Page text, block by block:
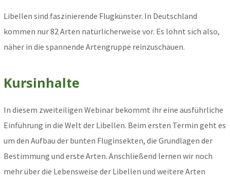
Libellen sind faszinierende Flugkünster. In Deutschland
kommen nur 82 Arten natürlicherweise vor. Es lohnt sich also,
näher in die spannende Artengruppe reinzuschauen.
Kursinhalte
In diesem zweiteiligen Webinar bekommt ihr eine ausführliche
Einführung in die Welt der Libellen. Beim ersten Termin geht es
um den Aufbau der bunten Fluginsekten, die Grundlagen der
Bestimmung und erste Arten. Anschließend lernen wir noch
mehr über die Lebensweise der Libellen und weitere Arten